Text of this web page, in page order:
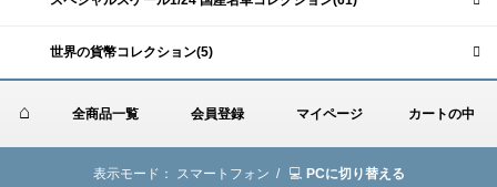
世界の貨幣コレクション(5)
全商品一覧 会員登録 マイページ カートの中
表示モード： スマートフォン / PCに切り替える